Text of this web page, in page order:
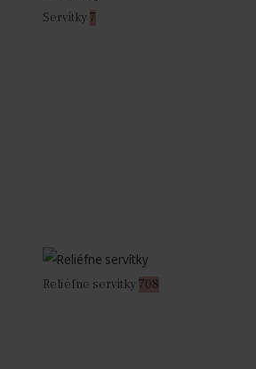
Servítky7
Reliéfne servítky708